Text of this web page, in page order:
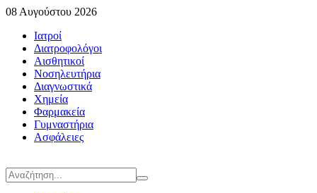
08 Αυγούστου 2026
Ιατροί
Διατροφολόγοι
Αισθητικοί
Νοσηλευτήρια
Διαγνωστικά
Χημεία
Φαρμακεία
Γυμναστήρια
Ασφάλειες